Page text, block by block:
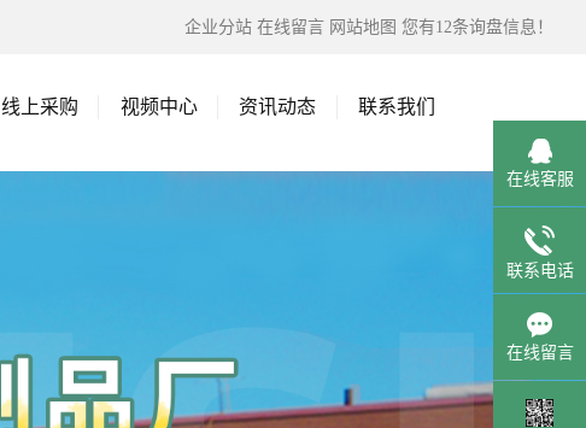
企业分站 在线留言 网站地图 您有12条询盘信息！
线上采购 视频中心 资讯动态 联系我们
在线客服
联系电话
在线留言